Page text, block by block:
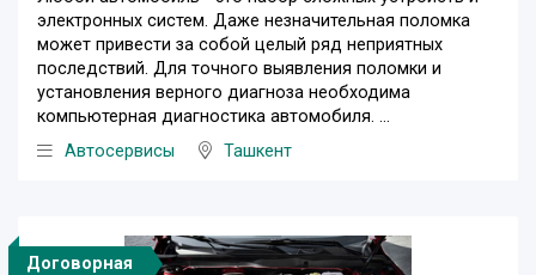
электронных систем. Даже незначительная поломка
может привести за собой целый ряд неприятных
последствий. Для точного выявления поломки и
установления верного диагноза необходима
компьютерная диагностика автомобиля. ...
Автосервисы
Ташкент
Договорная